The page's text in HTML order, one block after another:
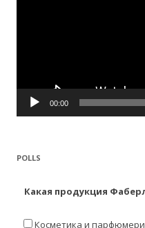
00:00
POLLS
Какая продукция
Косметика и